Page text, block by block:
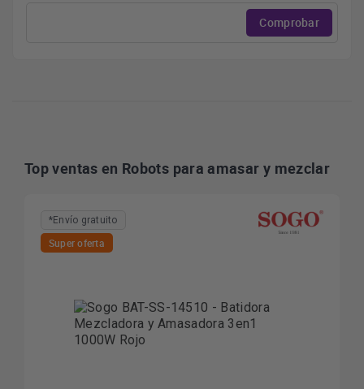
Comprobar
Top ventas en Robots para amasar y mezclar
*Envío gratuito
Super oferta